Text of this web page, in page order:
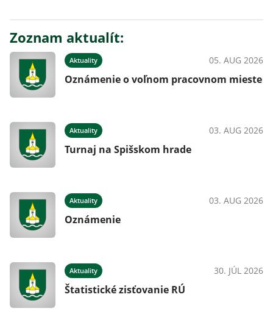
Zoznam aktualít:
Aktuality 05. AUG 2026
Oznámenie o voľnom pracovnom mieste
Aktuality 03. AUG 2026
Turnaj na Spišskom hrade
Aktuality 03. AUG 2026
Oznámenie
Aktuality 30. JÚL 2026
Štatistické zisťovanie RÚ